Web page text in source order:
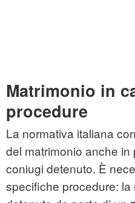
Matrimonio in
procedure
La normativa italiana
del matrimonio anche
coniugi detenuto. È
specifiche procedure: